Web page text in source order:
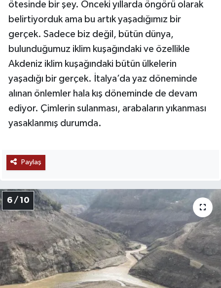
ötesinde bir şey. Önceki yıllarda öngörü olarak
belirtiyorduk ama bu artık yaşadığımız bir
gerçek. Sadece biz değil, bütün dünya,
bulunduğumuz iklim kuşağındaki ve özellikle
Akdeniz iklim kuşağındaki bütün ülkelerin
yaşadığı bir gerçek. İtalya’da yaz döneminde
alınan önlemler hala kış döneminde de devam
ediyor. Çimlerin sulanması, arabaların yıkanması
yasaklanmış durumda.
Paylaş
6 / 10